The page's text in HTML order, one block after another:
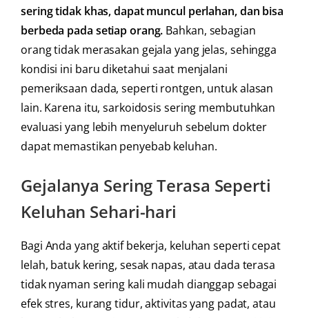
sering tidak khas, dapat muncul perlahan, dan bisa
berbeda pada setiap orang. Bahkan, sebagian
orang tidak merasakan gejala yang jelas, sehingga
kondisi ini baru diketahui saat menjalani
pemeriksaan dada, seperti rontgen, untuk alasan
lain. Karena itu, sarkoidosis sering membutuhkan
evaluasi yang lebih menyeluruh sebelum dokter
dapat memastikan penyebab keluhan.
Gejalanya Sering Terasa Seperti
Keluhan Sehari-hari
Bagi Anda yang aktif bekerja, keluhan seperti cepat
lelah, batuk kering, sesak napas, atau dada terasa
tidak nyaman sering kali mudah dianggap sebagai
efek stres, kurang tidur, aktivitas yang padat, atau